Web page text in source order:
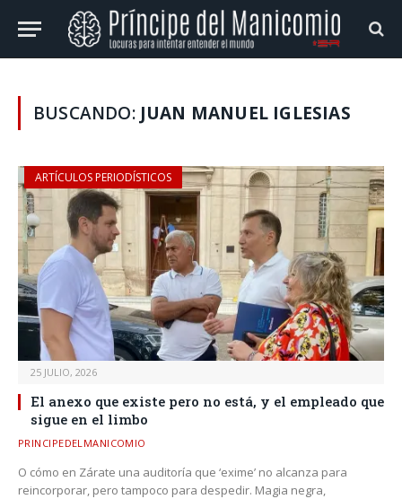
BUSCANDO: JUAN MANUEL IGLESIAS
ARTÍCULOS PERIODÍSTICOS
25 JULIO, 2026
El anexo que existe pero no está, y el empleado que
sigue en el limbo
PRINCIPEDELMANICOMIO
O cómo en Zárate una auditoría que ‘exime’ no alcanza para
reincorporar, pero tampoco para despedir. Magia negra,